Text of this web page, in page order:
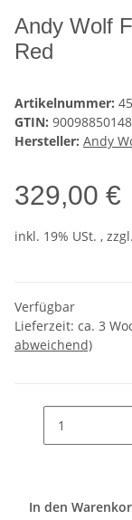
Andy Wolf
Red
Artikelnummer:
GTIN:
Hersteller: Andy
329,00 €
inkl. 19% USt. , zzgl.
Verfügbar
Lieferzeit: ca. 3
abweichend)
In den